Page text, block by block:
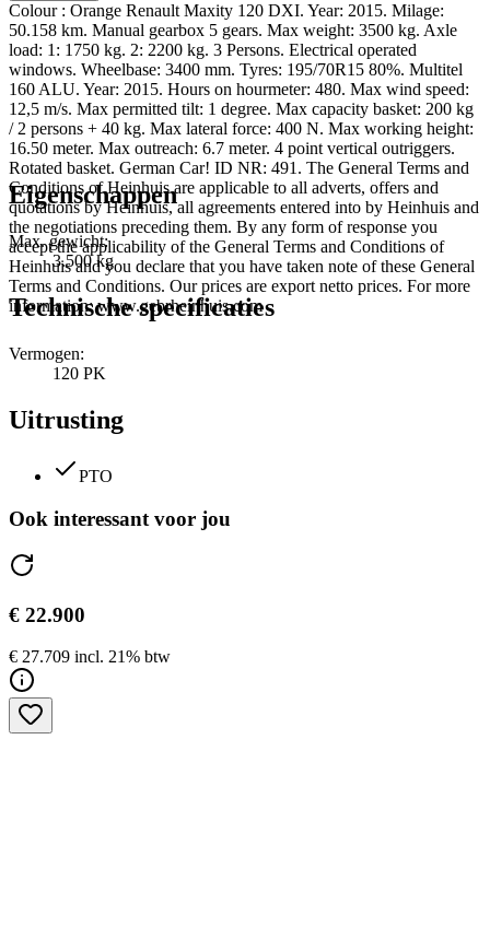
Colour : Orange Renault Maxity 120 DXI. Year: 2015. Milage:
50.158 km. Manual gearbox 5 gears. Max weight: 3500 kg. Axle
load: 1: 1750 kg. 2: 2200 kg. 3 Persons. Electrical operated
windows. Wheelbase: 3400 mm. Tyres: 195/70R15 80%. Multitel
160 ALU. Year: 2015. Hours on hourmeter: 480. Max wind speed:
12,5 m/s. Max permitted tilt: 1 degree. Max capacity basket: 200 kg
/ 2 persons + 40 kg. Max lateral force: 400 N. Max working height:
16.50 meter. Max outreach: 6.7 meter. 4 point vertical outriggers.
Rotated basket. German Car! ID NR: 491. The General Terms and
Conditions of Heinhuis are applicable to all adverts, offers and
quotations by Heinhuis, all agreements entered into by Heinhuis and
the negotiations preceding them. By any form of response you
accept the applicability of the General Terms and Conditions of
Heinhuis and you declare that you have taken note of these General
Terms and Conditions. Our prices are export netto prices. For more
information: www.gebrheinhuis.com
Eigenschappen
Max. gewicht:
3.500 kg
Technische specificaties
Vermogen:
120 PK
Uitrusting
PTO
Ook interessant voor jou
€ 22.900
€ 27.709 incl. 21% btw